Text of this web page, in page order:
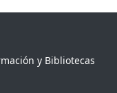
y Bibliotecas